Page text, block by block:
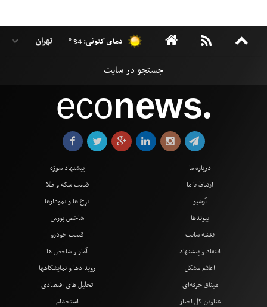
دمای کنونی: 34 °
econews●
درباره ما
ارتباط با ما
آرشیو
پیوندها
نقشه سایت
انتقاد و پیشنهاد
اعلام مشکل
میثاق حرفه‌ای
پیشنهاد سوژه
قیمت سکه و طلا
نرخ ها و نمودارها
شاخص بورس
قیمت خودرو
آمار و شاخص ها
رویدادها و نمایشگاهها
تحلیل های اقتصادی
عناوین کل اخبار
استخدام